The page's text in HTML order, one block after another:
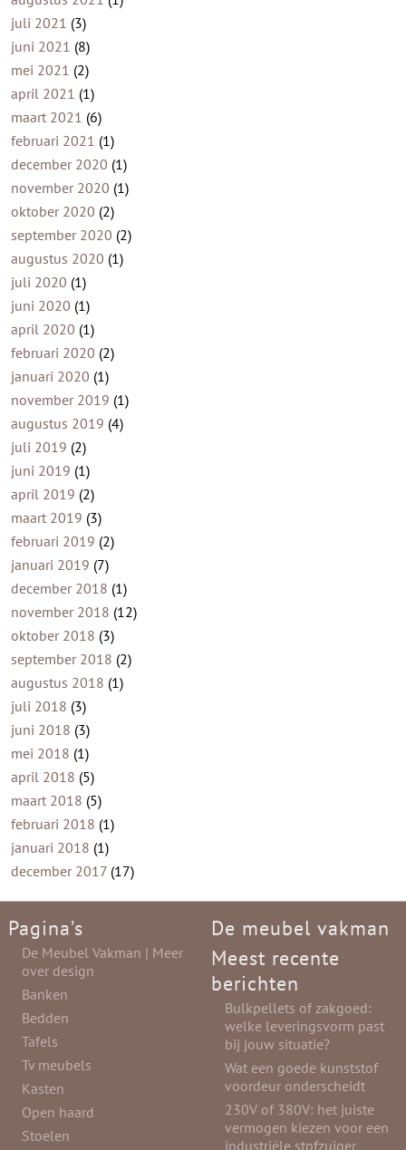
juli 2021 (3)
juni 2021 (8)
mei 2021 (2)
april 2021 (1)
maart 2021 (6)
februari 2021 (1)
december 2020 (1)
november 2020 (1)
oktober 2020 (2)
september 2020 (2)
augustus 2020 (1)
juli 2020 (1)
juni 2020 (1)
april 2020 (1)
februari 2020 (2)
januari 2020 (1)
november 2019 (1)
augustus 2019 (4)
juli 2019 (2)
juni 2019 (1)
april 2019 (2)
maart 2019 (3)
februari 2019 (2)
januari 2019 (7)
december 2018 (1)
november 2018 (12)
oktober 2018 (3)
september 2018 (2)
augustus 2018 (1)
juli 2018 (3)
juni 2018 (3)
mei 2018 (1)
april 2018 (5)
maart 2018 (5)
februari 2018 (1)
januari 2018 (1)
december 2017(17)
Pagina’s
De Meubel Vakman | Meer
over design
Banken
Bedden
Tafels
Tv meubels
Kasten
Open haard
Stoelen
De meubel vakman
Meest recente
berichten
Bulkpellets of zakgoed:
welke leveringsvorm past
bij jouw situatie?
Wat een goede kunststof
voordeur onderscheidt
230V of 380V: het juiste
vermogen kiezen voor een
industriële stofzuiger